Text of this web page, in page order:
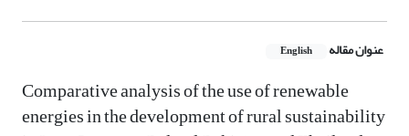
عنوان مقاله English
Comparative analysis of the use of renewable
energies in the development of rural sustainability